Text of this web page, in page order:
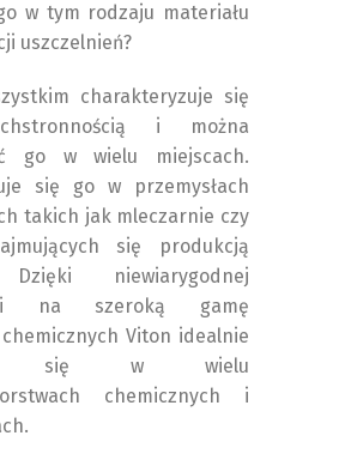
w tym rodzaju materiału
uszczelnień?
charakteryzuje się
i można
go w wielu miejscach.
się go w przemysłach
takich jak mleczarnie czy
się produkcją
Dzięki niewiarygodnej
na szeroką gamę
Viton idealnie
się w wielu
chemicznych i